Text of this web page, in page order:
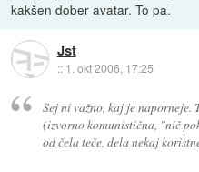
kakšen dober avatar. To pa.
Jst
:: 1. okt 2006, 17:25
Sej ni važno, kaj je
(izvorno komunistična, "nič
od čela teče, dela nekaj